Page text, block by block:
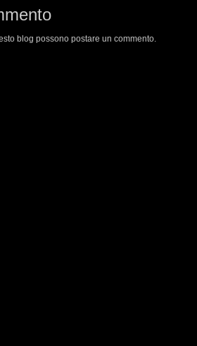
blog possono postare un commento.